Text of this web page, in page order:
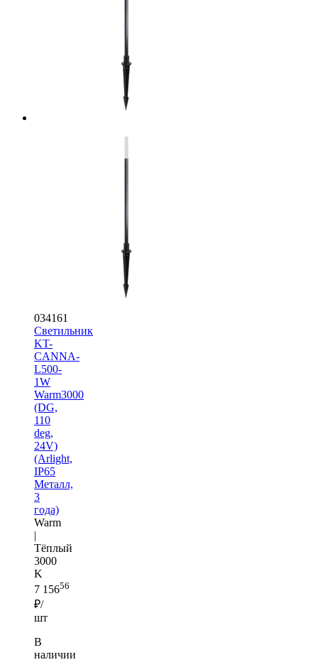
034161
Светильник
KT-
CANNA-
L500-
1W
Warm3000
(DG,
110
deg,
24V)
(Arlight,
IP65
Металл,
3
года)
Warm
|
Тёплый
3000
K
7 15656
₽/
шт
В
наличии